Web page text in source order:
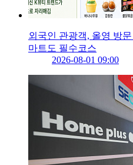
외국인 관광객, 올영 방
마트도 필수코스
2026-08-01 09:00